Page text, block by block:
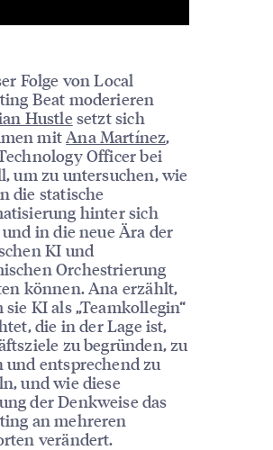
Folge von Local
Beat moderieren
Hustle setzt sich
mitAna Martínez,
Officer bei
um zu untersuchen, wie
die statische
hinter sich
in die neue Ära der
KI und
Orchestrierung
können. Ana erzählt,
sie KI als „Teamkollegin“
die in der Lage ist,
zu begründen, zu
und entsprechend zu
und wie diese
der Denkweise das
an mehreren
verändert.